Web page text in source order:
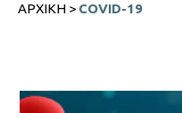
ΑΡΧΙΚΉ > COVID-19